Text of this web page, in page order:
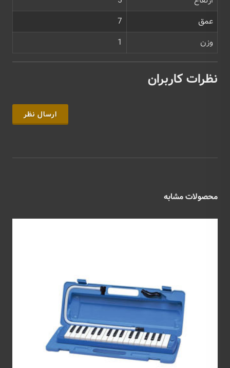
عمق
7
وزن
1
نظرات کاربران
ارسال نظر
محصولات مشابه